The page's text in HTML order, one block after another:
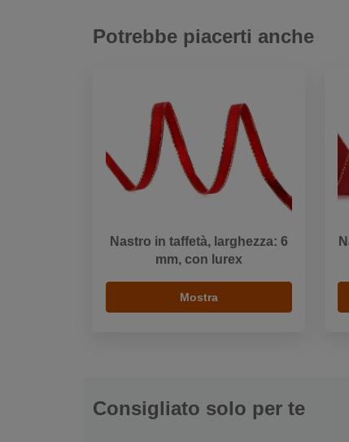
Potrebbe piacerti anche
Nastro in taffetà, larghezza: 6
mm, con lurex
Mostra
Consigliato solo per te